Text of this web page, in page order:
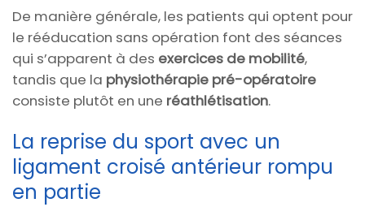
De manière générale, les patients qui optent pour
le rééducation sans opération font des séances
qui s’apparent à des exercices de mobilité,
tandis que la physiothérapie pré-opératoire
consiste plutôt en une réathlétisation.
La reprise du sport avec un
ligament croisé antérieur rompu
en partie